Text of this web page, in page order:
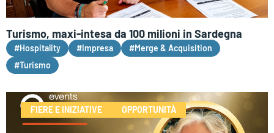
Turismo, maxi-intesa da 100 milioni in Sardegna
#Hospitality #Impresa
#Merge & Acquisition
#Turismo
FIERE E INIZIATIVE OPPORTUNITÀ